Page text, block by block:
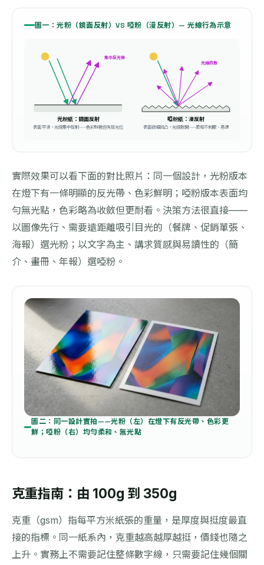
圖一：光粉（鏡面反射）VS 啞粉（漫反射）— 光線行為示意
集中反光帶
光粉紙：鏡面反射
表面平滑，光線集中反射——色彩鮮艷但有反光位
光線四散
啞粉紙：漫反射
表面微細凹凸，光線散開——柔和不刺眼、易讀
實際效果可以看下面的對比照片：同一個設計，光粉版本
在燈下有一條明顯的反光帶、色彩鮮明；啞粉版本表面均
勻無光點，色彩略為收斂但更耐看。決策方法很直接——
以圖像先行、需要遠距離吸引目光的（餐牌、促銷單張、
海報）選光粉；以文字為主、講求質感與易讀性的（簡
介、畫冊、年報）選啞粉。
圖二：同一設計實拍——光粉（左）在燈下有反光帶、色彩更
鮮；啞粉（右）均勻柔和、無光點
克重指南：由 100g 到 350g
克重（gsm）指每平方米紙張的重量，是厚度與挺度最直
接的指標。同一紙系內，克重越高越厚越挺，價錢也隨之
上升。實務上不需要記住整條數字線，只需要記住幾個關